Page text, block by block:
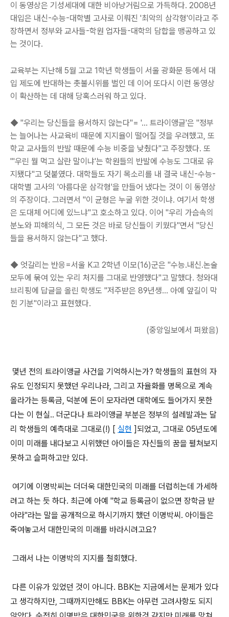
이 동영상은 기성세대에 대한 비아냥거림으로 가득하다. 2008년
대입은 내신-수능-대학별 고사로 이뤄진 '최악의 삼각형'이라고 주
장하면서 정부와 교사들-학원 업자들-대학의 담합을 맹공하고 있
는 것이다.
교육부는 지난해 5월 고교 1학년 학생들이 서울 광화문 등에서 대
입 제도에 반대하는 촛불시위를 벌인 데 이어 또다시 이런 동영상
이 확산하는 데 대해 당혹스러워 하고 있다.
◆ "우리는 당신들을 용서하지 않는다"= '… 트라이앵글'은 "정부
는 늘어나는 사교육비 때문에 지지율이 떨어질 것을 우려했고, 또
학교 교사들의 반발 때문에 수능 비중을 낮췄다"고 주장했다. 또
"'우린 뭘 먹고 살란 말이냐'는 학원들의 반발에 수능도 그대로 유
지됐다"고 덧붙였다. 대학들도 자기 목소리를 내 결국 내신-수능-
대학별 고사의 '아름다운 삼각형'을 만들어 냈다는 것이 이 동영상
의 주장이다. 그러면서 "이 균형은 누굴 위한 것이냐. 여기서 학생
은 도대체 어디에 있느냐"고 호소하고 있다. 이어 "우리 가슴속의
분노와 피해의식, 그 모든 것은 바로 당신들이 키웠다"면서 "당신
들을 용서하지 않는다"고 했다.
◆ 엇갈리는 반응=서울 K고 2학년 이모(16)군은 "수능.내신.논술
모두에 묶여 있는 우리 처지를 그대로 반영했다"고 말했다. 청와대
브리핑에 답글을 올린 학생도 "저주받은 89년생… 아예 앞길이 막
힌 기분"이라고 표현했다.
(중앙일보에서 퍼왔음)
몇년 전의 트라이앵글 사건을 기억하시는가? 학생들의 표현의 자
유도 인정되지 못했던 우리나라, 그리고 자율화를 명목으로 계속
올라가는 등록금, 덕분에 돈이 모자라면 대학에도 들어가지 못한
다는 이 현실.. 더군다나 트라이앵글 부분은 정부의 설레발과는 달
리 학생들의 예측대로 그대로(!) [ 실현 ]되었고, 그대로 05년도에
이미 미래를 내다보고 시위했던 아이들은 자신들의 꿈을 펼쳐보지
못하고 슬퍼하고만 있다.
여기에 이명박씨는 더더욱 대한민국의 미래를 더럽히는데 가세하
려고 하는 듯 하다. 최근에 아예 "학교 등록금이 없으면 장학금 받
아라"라는 말을 공개적으로 하시기까지 했던 이명박씨. 아이들은
죽여놓고서 대한민국의 미래를 바라시려고요?
그래서 나는 이명박의 지지를 철회했다.
다른 이유가 있었던 것이 아니다. BBK는 지금에서는 문제가 있다
고 생각하지만, 그때까지만해도 BBK는 아무런 고려사항도 되지